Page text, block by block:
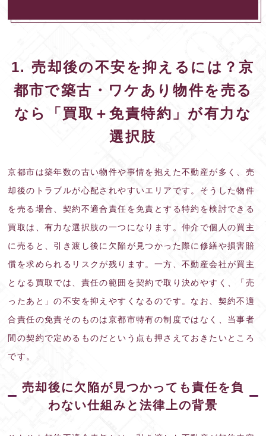
1. 売却後の不安を抑えるには？京
都市で築古・ワケあり物件を売る
なら「買取＋免責特約」が有力な
選択肢
京都市は築年数の古い物件や事情を抱えた不動産が多く、売
却後のトラブルが心配されやすいエリアです。そうした物件
を売る場合、契約不適合責任を免責とする特約を検討できる
買取は、有力な選択肢の一つになります。仲介で個人の買主
に売ると、引き渡し後に欠陥が見つかった際に修繕や損害賠
償を求められるリスクが残ります。一方、不動産会社が買主
となる買取では、責任の範囲を契約で取り決めやすく、「売
ったあと」の不安を抑えやすくなるのです。なお、契約不適
合責任の免責そのものは京都市特有の制度ではなく、当事者
間の契約で定めるものだという点も押さえておきたいところ
です。
売却後に欠陥が見つかっても責任を負
わない仕組みと法律上の背景